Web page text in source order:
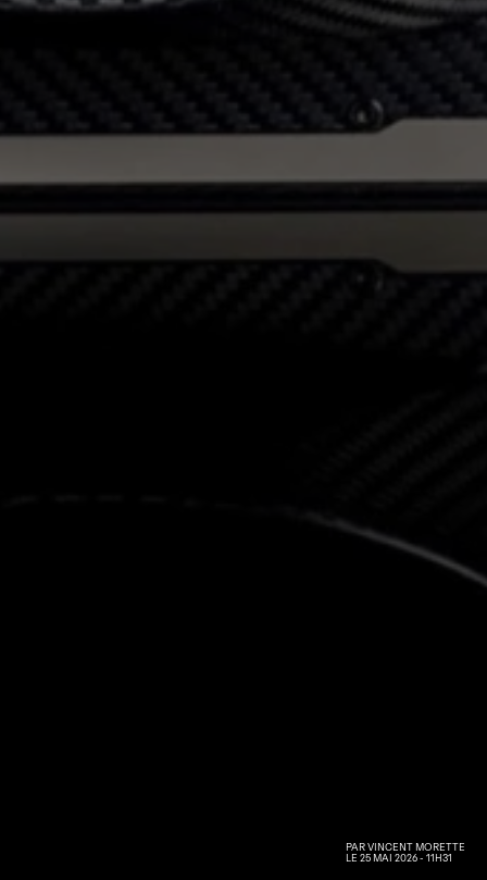
PARVINCENT MORETTE
LE 25 MAI 2026 - 11H31